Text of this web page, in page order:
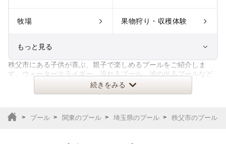
牧場 果物狩り・収穫体験
もっと見る
室内遊び場 遊園地
サファリパーク
植物園・フラワーパー
秩父市にある子供が喜ぶ、親子で楽しめるプールをご紹介しま
す。ウォータースライダー、流れるプール、波の出るプールなど
のアトラクションプールから、小
続きをみる
プール 関東のプール 埼玉県のプール 秩父市のプール